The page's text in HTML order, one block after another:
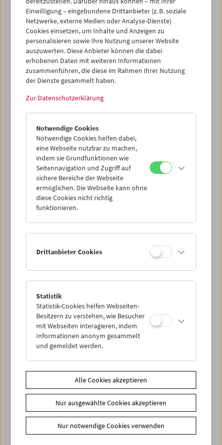
Kassavor Ort erhältlich.
Ticketkorb Kauf
Ticketkorb Reservierung
> Weitere Karten hinzufügen / Spielplan
Ticketpreise: MitgliederEUR 5,50
EUR 10,50
Nach Registrierung unter
können Sie
können online nur reserviert werden. Die Ausgabe erfolgt
Weitere Informationen zu unseren Tickets und
Mitgliedschaften finden Siehier.
Vorschau Sept / Okt 2026
Regelmäßige Programme
Programmarchiv
Einwilligung – eingebundene Drittanbieter (z. B. soziale
Netzwerke, externe Medien oder Analyse-Dienste)
Cookies einsetzen, um Inhalte und Anzeigen zu
personalisieren sowie Ihre Nutzung unserer Website
auszuwerten. Diese Anbieter können die dabei
erhobenen Daten mit weiteren Informationen
zusammenführen, die diese im Rahmen Ihrer Nutzung
der Dienste gesammelt haben.
Zur Datenschutzerklärung
Notwendige Cookies
Notwendige Cookies helfen dabei,
eine Webseite nutzbar zu machen,
indem sie Grundfunktionen wie
Seitennavigation und Zugriff auf
sichere Bereiche der Webseite
ermöglichen. Die Webseite kann ohne
diese Cookies nicht richtig
funktionieren.
Drittanbieter Cookies
Statistik
Statistik-Cookies helfen Webseiten-
Besitzern zu verstehen, wie Besucher
mit Webseiten interagieren, indem
Informationen anonym gesammelt
und gemeldet werden.
Alle Cookies akzeptieren
Nur ausgewählte Cookies akzeptieren
Nur notwendige Cookies verwenden